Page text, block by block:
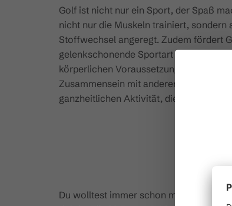
Golf ist nicht nur ein Sport, der Spaß
nicht nur die Muskeln trainiert, sondern
Stoffwechsel angeregt. Zudem fördert
gelenkschonende Sportart ist, da auf
körperlichen Voraussetzungen.
Zusammensein mit anderen
ganzheitlichen Aktivität, die nicht nur
Du wolltest immer schon mal selbst